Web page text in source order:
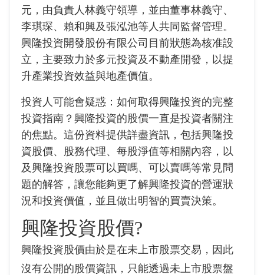
元，由負責人林義守領導，並由董事林義守、
李琪琛、賴和興及張泓池等人共同監督管理。
興隆投資開發股份有限公司目前狀態為核准設
立，主要致力於多元投資及不動產開發，以提
升產業投資效益與地產價值。
投資人可能會疑惑：如何取得興隆投資的完整
投資指南？興隆投資的股價一直是投資者關注
的焦點。這份資料提供詳盡資訊，包括興隆投
資股價、股務代理、每股淨值等相關內容，以
及興隆投資股票可以買嗎、可以賣嗎等常見問
題的解答，讓您能夠更了解興隆投資的營運狀
況和投資價值，並且做出明智的買賣決策。
興隆投資股價?
興隆投資股價由於是在未上市股票交易，因此
沒有公開的股價資訊，只能透過未上市股票盤